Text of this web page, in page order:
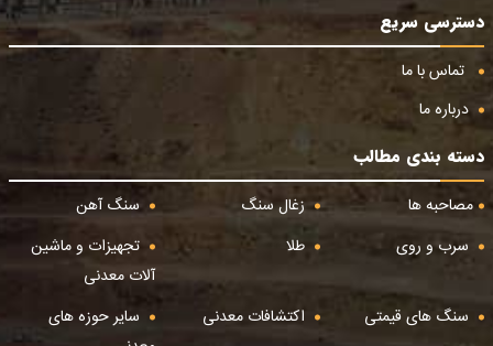
دسترسی سریع
تماس با ما
درباره ما
دسته بندی مطالب
مصاحبه ها
زغال سنگ
سنگ آهن
سرب و روی
طلا
تجهیزات و ماشین
آلات معدنی
سنگ های قیمتی
اکتشافات معدنی
سایر حوزه های